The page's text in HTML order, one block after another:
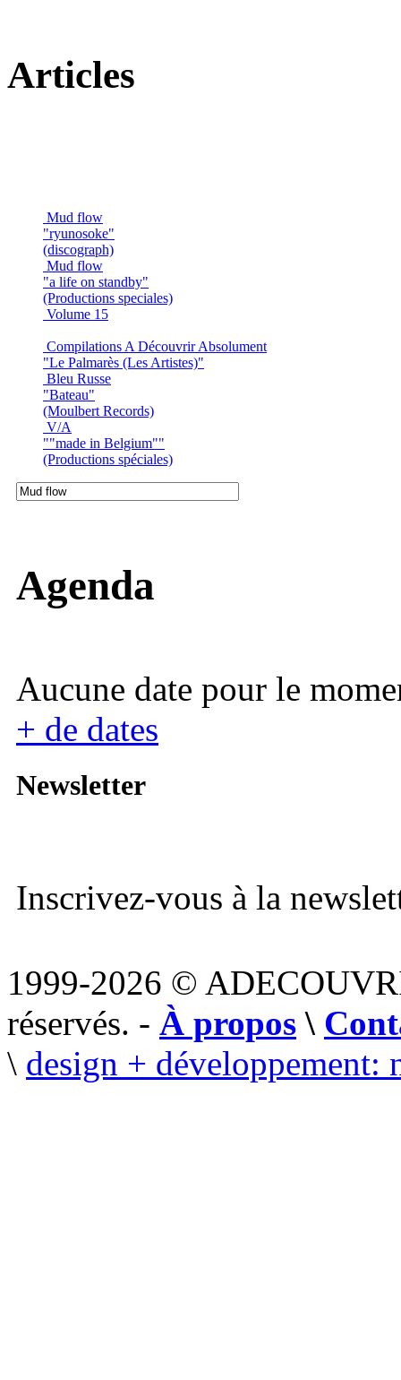
Articles
Mud flow
"ryunosoke"
(discograph)
Mud flow
"a life on standby"
(Productions speciales)
Volume 15
Compilations A Découvrir Absolument
"Le Palmarès (Les Artistes)"
Bleu Russe
"Bateau"
(Moulbert Records)
V/A
""made in Belgium""
(Productions spéciales)
Agenda
Aucune date pour le
+ de dates
Newsletter
Inscrivez-vous à la
1999-2026 ©
réservés. - À propos \
\ design + développement: